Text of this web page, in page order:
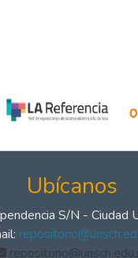
los resultados y
Ubícanos
S/N - Ciudad